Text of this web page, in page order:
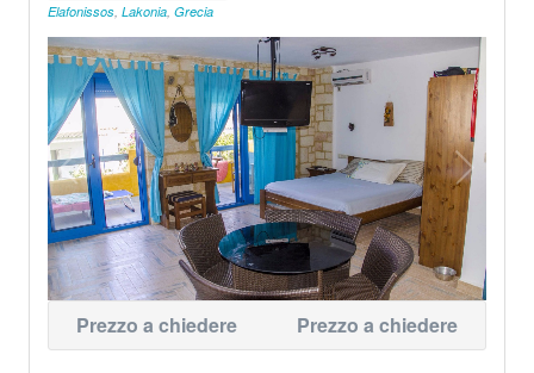
Elafonissos Lakonia Grecia
Prezzo a chiedere Prezzo a chiedere